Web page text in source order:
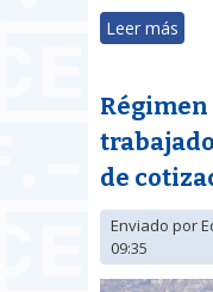
Leer más
Régimen
de
Enviado por
09:35